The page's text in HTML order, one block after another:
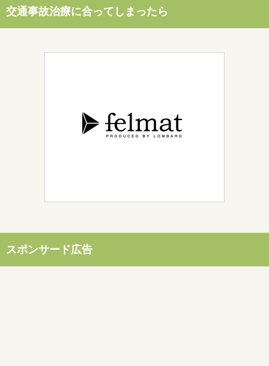
交通事故治療に合ってしまったら
スポンサード広告